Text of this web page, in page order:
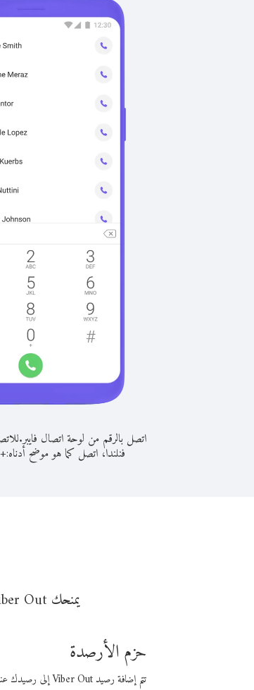
اتصل بالرقم من لوحة اتصال فايبر.
فنلندا، اتصل كما هو موضح أدناه:+
يمنحك Viber Out المزيد من وقت المكالمة مقابل تكلفة أقل من المال. اختر من أحد خيارات الاتصال المرنة ذات السعر المنخفض:
حزم الأرصدة
تتم إضافة رصيد Viber Out إلى رصيدك عند شراء أي مبلغ. باستخدام رصيدك، يمكنك إجراء مكالمات إلى أي رقم في العالم بأسعار فايبر المنخفضة.